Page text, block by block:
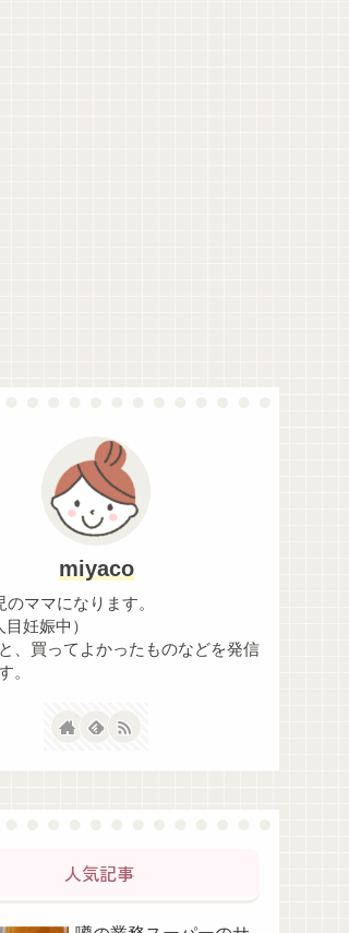
miyaco
のママになります。
目妊娠中）
、買ってよかったものなどを発信
。
人気記事